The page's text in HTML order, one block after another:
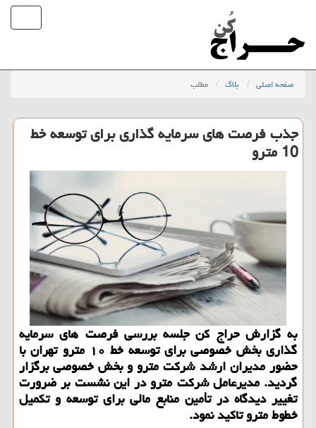
صفحه اصلی بلاگ مطلب
جذب فرصت های سرمایه گذاری برای توسعه خط
10 مترو
به گزارش حراج كن جلسه بررسی فرصت های سرمایه
گذاری بخش خصوصی برای توسعه خط ۱۰ مترو تهران با
حضور مدیران ارشد شركت مترو و بخش خصوصی برگزار
گردید. مدیرعامل شركت مترو در این نشست بر ضرورت
تغییر دیدگاه در تأمین منابع مالی برای توسعه و تكمیل
خطوط مترو تاكید نمود.